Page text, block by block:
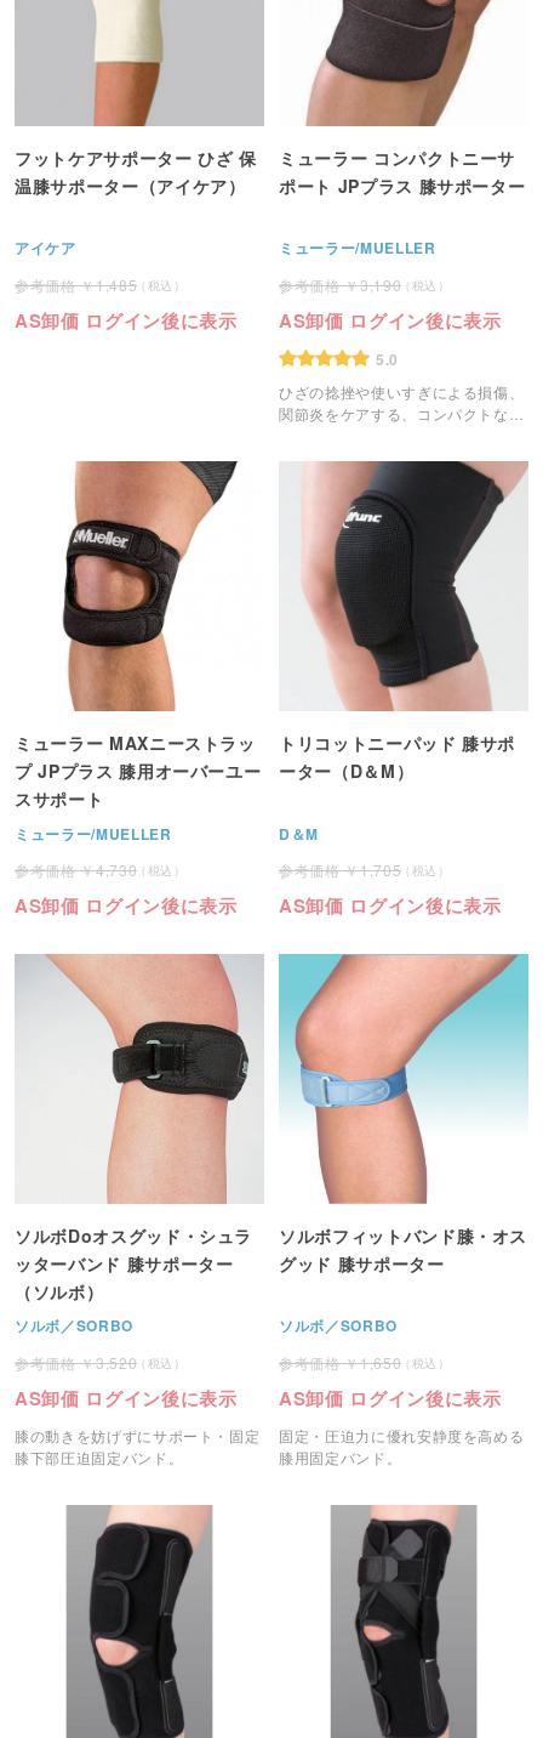
フットケアサポーター ひざ 保
温膝サポーター（アイケア）
アイケア
1,485
AS卸価 ログイン後に表示
ミューラー コンパクトニーサ
ポート JPプラス 膝サポーター
ミューラー/MUELLER
3,190
AS卸価 ログイン後に表示
5.0
ひざの捻挫や使いすぎによる損傷、
関節炎をケアする、コンパクトなヒ
ミューラー MAXニーストラッ
プ JPプラス 膝用オーバーユー
スサポート
ミューラー/MUELLER
4,730
AS卸価 ログイン後に表示
トリコットニーパッド 膝サポ
ーター（D＆M）
D＆M
1,705
AS卸価 ログイン後に表示
ソルボDoオスグッド・シュラ
ッターバンド 膝サポーター
（ソルボ）
ソルボ／SORBO
3,520
AS卸価 ログイン後に表示
膝の動きを妨げずにサポート・固定
膝下部圧迫固定バンド。
ソルボフィットバンド膝・オス
グッド 膝サポーター
ソルボ／SORBO
1,650
AS卸価 ログイン後に表示
固定・圧迫力に優れ安静度を高める
膝用固定バンド。